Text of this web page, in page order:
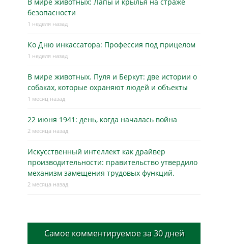
безопасности
1 неделя назад
Ко Дню инкассатора: Профессия под прицелом
1 неделя назад
В мире животных. Пуля и Беркут: две истории о
собаках, которые охраняют людей и объекты
1 месяц назад
22 июня 1941: день, когда началась война
2 месяца назад
Искусственный интеллект как драйвер
производительности: правительство утвердило
механизм замещения трудовых функций.
2 месяца назад
Самое комментируемое за 30 дней